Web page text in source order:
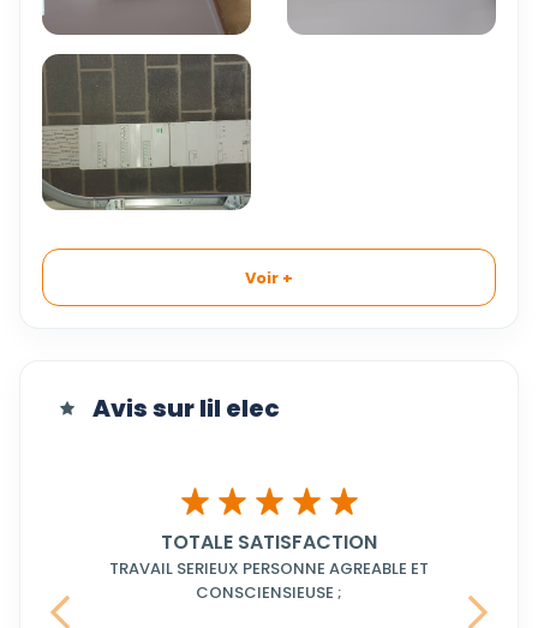
Voir +
Avis sur lil elec
TOTALE SATISFACTION
TRAVAIL SERIEUX PERSONNE AGREABLE ET
CONSCIENSIEUSE ;
Précedent Suivant